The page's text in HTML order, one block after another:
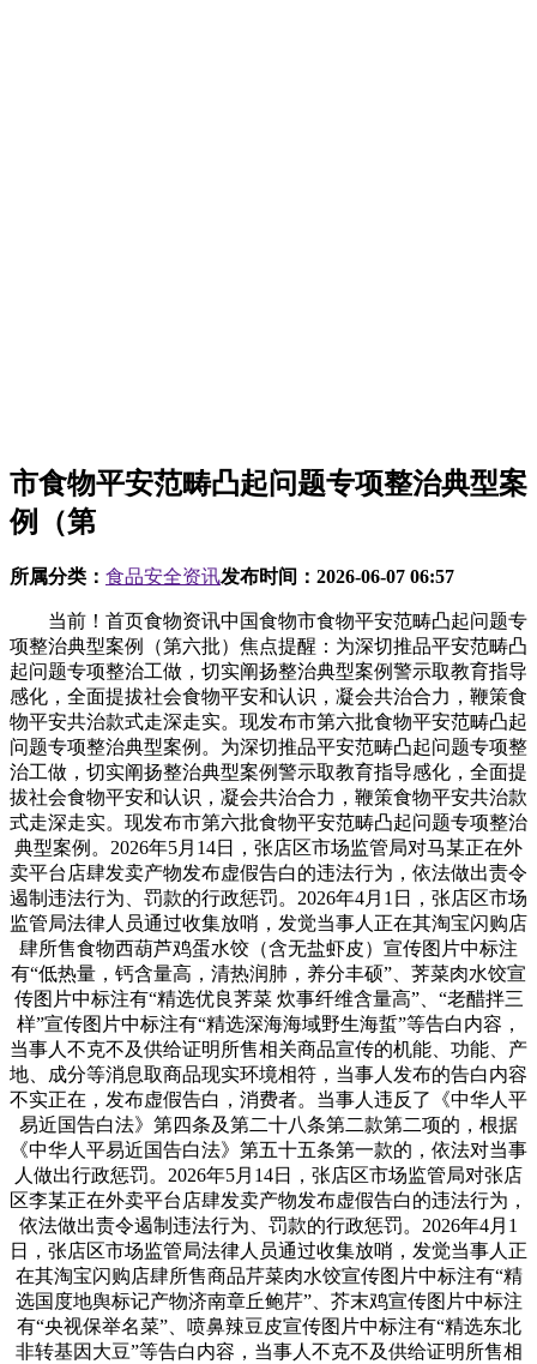
市食物平安范畴凸起问题专项整治典型案
例（第
所属分类： 食品安全资讯发布时间： 2026-06-07 06:57
当前！首页食物资讯中国食物市食物平安范畴凸起问题专
项整治典型案例（第六批）焦点提醒：为深切推品平安范畴凸
起问题专项整治工做，切实阐扬整治典型案例警示取教育指导
感化，全面提拔社会食物平安和认识，凝会共治合力，鞭策食
物平安共治款式走深走实。现发布市第六批食物平安范畴凸起
问题专项整治典型案例。为深切推品平安范畴凸起问题专项整
治工做，切实阐扬整治典型案例警示取教育指导感化，全面提
拔社会食物平安和认识，凝会共治合力，鞭策食物平安共治款
式走深走实。现发布市第六批食物平安范畴凸起问题专项整治
典型案例。2026年5月14日，张店区市场监管局对马某正在外
卖平台店肆发卖产物发布虚假告白的违法行为，依法做出责令
遏制违法行为、罚款的行政惩罚。2026年4月1日，张店区市场
监管局法律人员通过收集放哨，发觉当事人正在其淘宝闪购店
肆所售食物西葫芦鸡蛋水饺（含无盐虾皮）宣传图片中标注
有“低热量，钙含量高，清热润肺，养分丰硕”、荠菜肉水饺宣
传图片中标注有“精选优良荠菜 炊事纤维含量高”、“老醋拌三
样”宣传图片中标注有“精选深海海域野生海蜇”等告白内容，
当事人不克不及供给证明所售相关商品宣传的机能、功能、产
地、成分等消息取商品现实环境相符，当事人发布的告白内容
不实正在，发布虚假告白，消费者。当事人违反了《中华人平
易近国告白法》第四条及第二十八条第二款第二项的，根据
《中华人平易近国告白法》第五十五条第一款的，依法对当事
人做出行政惩罚。2026年5月14日，张店区市场监管局对张店
区李某正在外卖平台店肆发卖产物发布虚假告白的违法行为，
依法做出责令遏制违法行为、罚款的行政惩罚。2026年4月1
日，张店区市场监管局法律人员通过收集放哨，发觉当事人正
在其淘宝闪购店肆所售商品芹菜肉水饺宣传图片中标注有“精
选国度地舆标记产物济南章丘鲍芹”、芥末鸡宣传图片中标注
有“央视保举名菜”、喷鼻辣豆皮宣传图片中标注有“精选东北
非转基因大豆”等告白内容，当事人不克不及供给证明所售相